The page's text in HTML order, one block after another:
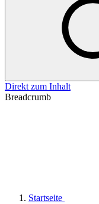
Direkt zum Inhalt
Breadcrumb
Startseite